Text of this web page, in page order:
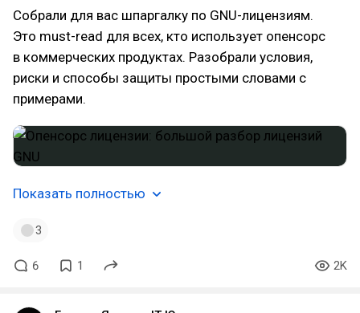
Собрали для вас шпаргалку по GNU-лицензиям.
Это must-read для всех, кто использует опенсорс
в коммерческих продуктах. Разобрали условия,
риски и способы защиты простыми словами с
примерами.
Показать полностью
3
6 1 2K